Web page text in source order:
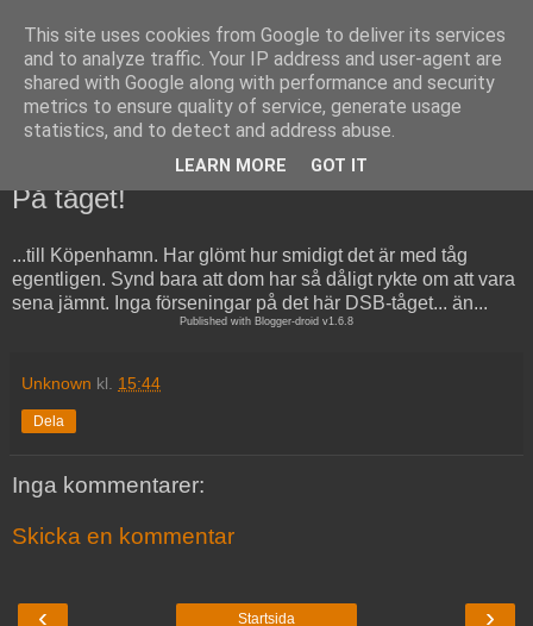
Copsons bloggerier
Vad som händer och sker i copsons värld...
På tåget!
...till Köpenhamn. Har glömt hur smidigt det är med tåg
egentligen. Synd bara att dom har så dåligt rykte om att vara
sena jämnt. Inga förseningar på det här DSB-tåget... än...
Published with Blogger-droid v1.6.8
Unknown kl. 15:44
Dela
Inga kommentarer:
Skicka en kommentar
‹ ›
Startsida
This site uses cookies from Google to deliver its services
and to analyze traffic. Your IP address and user-agent are
shared with Google along with performance and security
metrics to ensure quality of service, generate usage
statistics, and to detect and address abuse.
LEARN MORE GOT IT